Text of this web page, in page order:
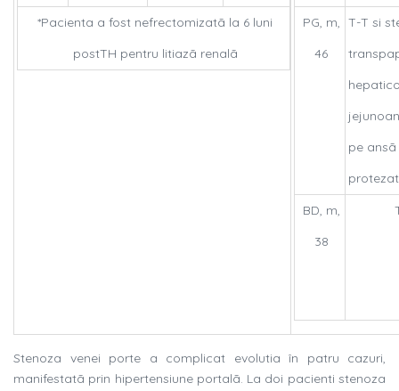
*Pacienta a fost nefrectomizatã la 6 luni
postTH pentru litiazã renalã
PG, m,
46
T-T si
pe ansã
BD, m,
38
Stenoza venei porte a complicat evolutia în patru cazuri,
manifestatã prin hipertensiune portalã. La doi pacienti stenoza